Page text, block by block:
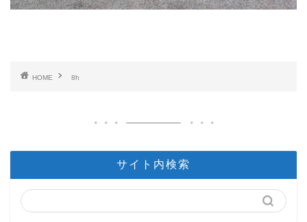
HOME 8h
サイト内検索